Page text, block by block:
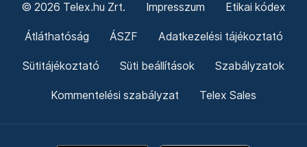
© 2026 Telex.hu Zrt. Impresszum Etikai kódex
Átláthatóság ÁSZF Adatkezelési tájékoztató
Sütitájékoztató Süti beállítások Szabályzatok
Kommentelési szabályzat Telex Sales